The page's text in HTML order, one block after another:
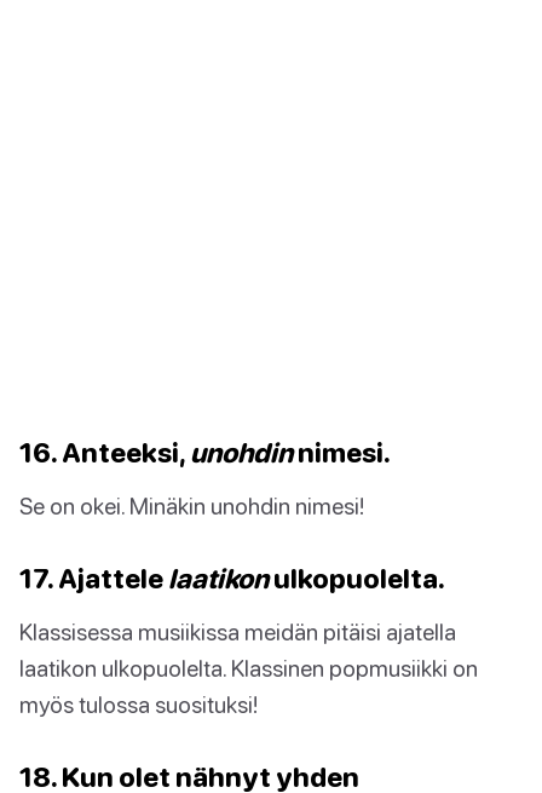
16. Anteeksi,unohdinnimesi.
Se on okei. Minäkin unohdin nimesi!
17. Ajattelelaatikonulkopuolelta.
Klassisessa musiikissa meidän pitäisi ajatella
laatikon ulkopuolelta. Klassinen popmusiikki on
myös tulossa suosituksi!
18. Kun olet nähnyt yhden